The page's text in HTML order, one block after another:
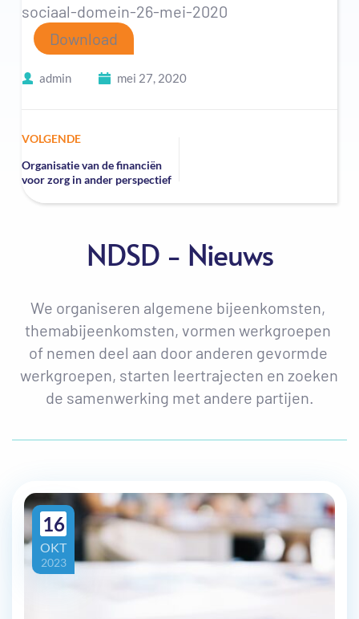
sociaal-domein-26-mei-2020
Download
admin mei 27, 2020
VOLGENDE
Organisatie van de financiën
voor zorg in ander perspectief
NDSD - Nieuws
We organiseren algemene bijeenkomsten,
themabijeenkomsten, vormen werkgroepen
of nemen deel aan door anderen gevormde
werkgroepen, starten leertrajecten en zoeken
de samenwerking met andere partijen.
OKT
16
2023